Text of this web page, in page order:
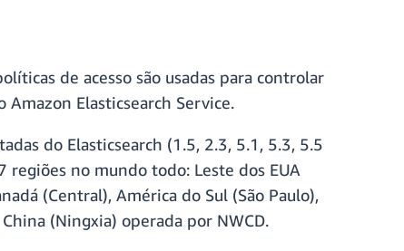
de acesso são usadas para controlar
Amazon Elasticsearch Service.
do Elasticsearch (1.5, 2.3, 5.1, 5.3, 5.5
regiões no mundo todo: Leste dos EUA
(Central), América do Sul (São Paulo),
(Ningxia) operada por NWCD.